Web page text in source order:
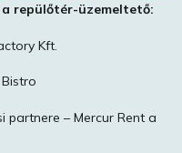
repülőtér-üzemeltető:
Kft.
– Mercur Rent a